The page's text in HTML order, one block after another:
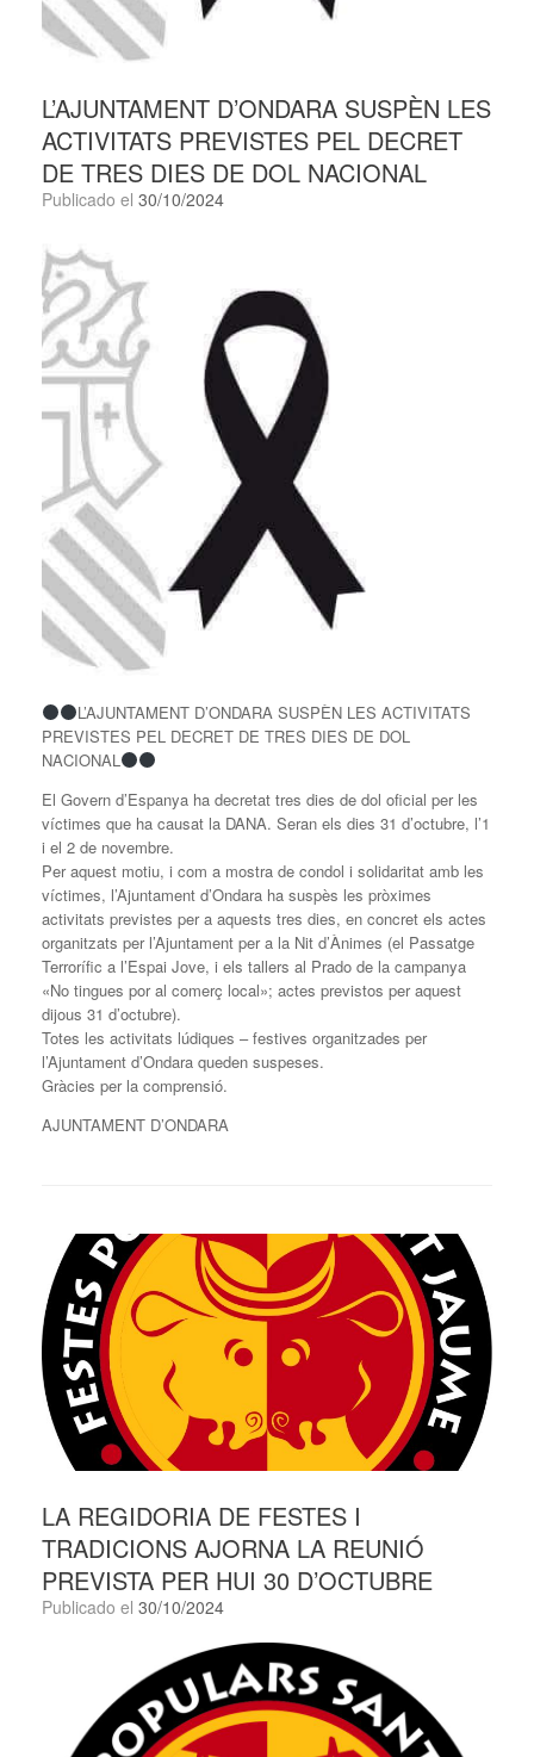
L’AJUNTAMENT D’ONDARA SUSPÈN LES
ACTIVITATS PREVISTES PEL DECRET
DE TRES DIES DE DOL NACIONAL
Publicado el 30/10/2024
L’AJUNTAMENT D’ONDARA SUSPÈN LES ACTIVITATS
PREVISTES PEL DECRET DE TRES DIES DE DOL
NACIONAL
El Govern d’Espanya ha decretat tres dies de dol oficial per les
víctimes que ha causat la DANA. Seran els dies 31 d’octubre, l’1
i el 2 de novembre.
Per aquest motiu, i com a mostra de condol i solidaritat amb les
víctimes, l’Ajuntament d’Ondara ha suspès les pròximes
activitats previstes per a aquests tres dies, en concret els actes
organitzats per l’Ajuntament per a la Nit d’Ànimes (el Passatge
Terrorífic a l’Espai Jove, i els tallers al Prado de la campanya
«No tingues por al comerç local»; actes previstos per aquest
dijous 31 d’octubre).
Totes les activitats lúdiques – festives organitzades per
l’Ajuntament d’Ondara queden suspeses.
Gràcies per la comprensió.
AJUNTAMENT D’ONDARA
LA REGIDORIA DE FESTES I
TRADICIONS AJORNA LA REUNIÓ
PREVISTA PER HUI 30 D’OCTUBRE
Publicado el 30/10/2024